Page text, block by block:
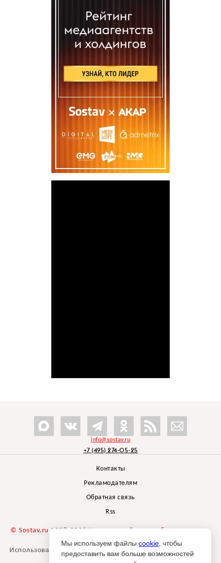
info@sostav.ru
+7 (495) 274-05-25
Контакты
Рекламодателям
Обратная связь
Rss
© Sostav.ru 1998-2026 Независимый проектбрендингового
агентства Depot
Использование материалов Sostav.ru допустимо только при
указании источника.
Мы используем файлы cookie , чтобы
предоставить вам больше возможностей